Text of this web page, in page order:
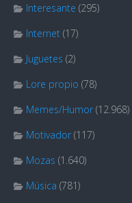
Interesante (295)
Internet (17)
Juguetes (2)
Lore propio (78)
Memes/Humor (12.968)
Motivador (117)
Mozas (1.640)
Música (781)